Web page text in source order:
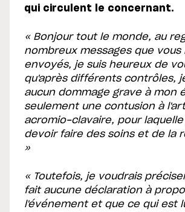
qui circulent le concernant.
« Bonjour tout le monde, au
nombreux messages que vous
envoyés, je suis heureux de
qu'après différents contrôles,
aucun dommage grave à mon
seulement une contusion à
acromio-clavaire, pour laquelle
devoir faire des soins et de la
»
« Toutefois, je voudrais
fait aucune déclaration à
l'événement et que ce qui est